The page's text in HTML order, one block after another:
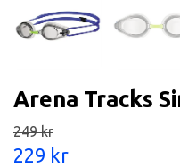
Arena Tracks
249 kr
229 kr